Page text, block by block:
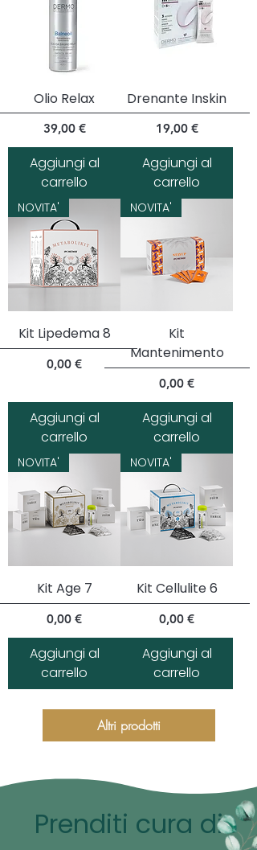
Olio Relax
Prezzo
39,00 €
Aggiungi al
carrello
Drenante Inskin
Prezzo
19,00 €
Aggiungi al
carrello
NOVITA'
Kit Lipedema 8
Prezzo
0,00 €
Aggiungi al
carrello
NOVITA'
Kit
Mantenimento
Prezzo
0,00 €
Aggiungi al
carrello
NOVITA'
Kit Age 7
Prezzo
0,00 €
Aggiungi al
carrello
NOVITA'
Kit Cellulite 6
Prezzo
0,00 €
Aggiungi al
carrello
Altri prodotti
Prenditi cura di